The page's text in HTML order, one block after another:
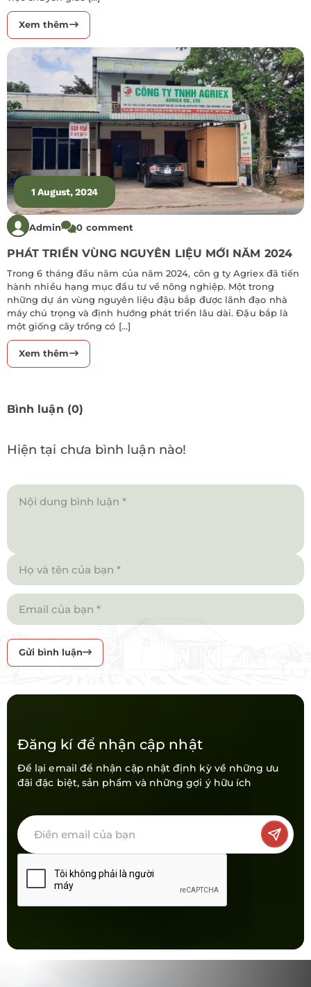
Xem thêm
1 August, 2024
Admin 0 comment
PHÁT TRIỂN VÙNG NGUYÊN LIỆU MỚI NĂM 2024
Trong 6 tháng đầu năm của năm 2024, côn g ty Agriex đã tiến
hành nhiều hạng mục đầu tư về nông nghiệp. Một trong
những dự án vùng nguyên liệu đậu bắp được lãnh đạo nhà
máy chú trọng và định hướng phát triển lâu dài. Đậu bắp là
một giống cây trồng có […]
Xem thêm
Bình luận (0)
Hiện tại chưa bình luận nào!
Gửi bình luận
Đăng kí để nhận cập nhật
Để lại email để nhận cập nhật định kỳ về những ưu
đãi đặc biệt, sản phẩm và những gợi ý hữu ích